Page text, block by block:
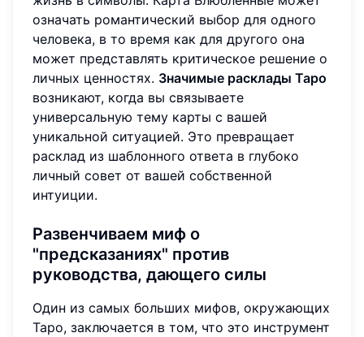
означать романтический выбор для одного
человека, в то время как для другого она
может представлять критическое решение о
личных ценностях. Значимые расклады Таро
возникают, когда вы связываете
универсальную тему карты с вашей
уникальной ситуацией. Это превращает
расклад из шаблонного ответа в глубоко
личный совет от вашей собственной
интуиции.
Развенчиваем миф о
"предсказаниях" против
руководства, дающего силы
Один из самых больших мифов, окружающих
Таро, заключается в том, что это инструмент